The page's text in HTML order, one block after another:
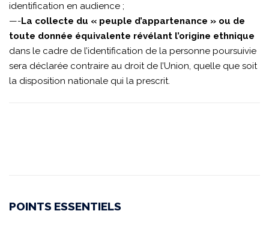
identification en audience ;
—-La collecte du « peuple d’appartenance » ou de
toute donnée équivalente révélant l’origine ethnique
dans le cadre de l’identification de la personne poursuivie
sera déclarée contraire au droit de l’Union, quelle que soit
la disposition nationale qui la prescrit.
POINTS ESSENTIELS